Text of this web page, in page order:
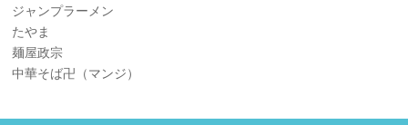
ジャンプラーメン
たやま
麺屋政宗
中華そば卍（マンジ）